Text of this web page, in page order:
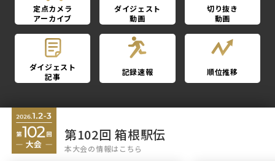
定点カメラ
アーカイブ
ダイジェスト
動画
切り抜き
動画
ダイジェスト
記事
記録速報 順位推移
第102回 箱根駅伝
本大会の情報はこちら